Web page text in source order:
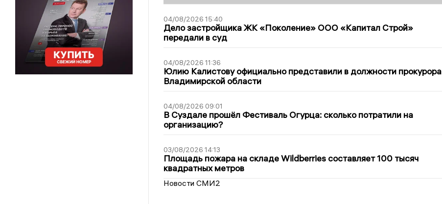
04/08/2026 15:40
Дело застройщика ЖК «Поколение» ООО «Капитал Строй»
передали в суд
04/08/2026 11:36
Юлию Калистову официально представили в должности прокурора
Владимирской области
04/08/2026 09:01
В Суздале прошёл Фестиваль Огурца: сколько потратили на
организацию?
03/08/2026 14:13
Площадь пожара на складе Wildberries составляет 100 тысяч
квадратных метров
Новости СМИ2